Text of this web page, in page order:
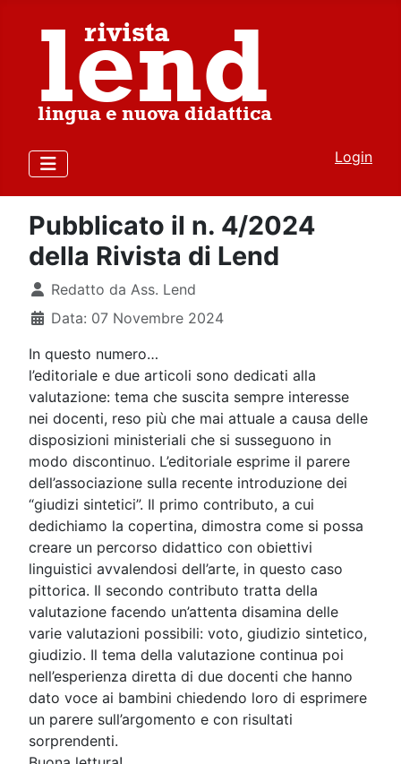
Login
Pubblicato il n. 4/2024
della Rivista di Lend
Dettagli
Redatto da Ass. Lend
Data: 07 Novembre 2024
In questo numero…
l’editoriale e due articoli sono dedicati alla
valutazione: tema che suscita sempre interesse
nei docenti, reso più che mai attuale a causa delle
disposizioni ministeriali che si susseguono in
modo discontinuo. L’editoriale esprime il parere
dell’associazione sulla recente introduzione dei
“giudizi sintetici”. Il primo contributo, a cui
dedichiamo la copertina, dimostra come si possa
creare un percorso didattico con obiettivi
linguistici avvalendosi dell’arte, in questo caso
pittorica. Il secondo contributo tratta della
valutazione facendo un’attenta disamina delle
varie valutazioni possibili: voto, giudizio sintetico,
giudizio. Il tema della valutazione continua poi
nell’esperienza diretta di due docenti che hanno
dato voce ai bambini chiedendo loro di esprimere
un parere sull’argomento e con risultati
sorprendenti.